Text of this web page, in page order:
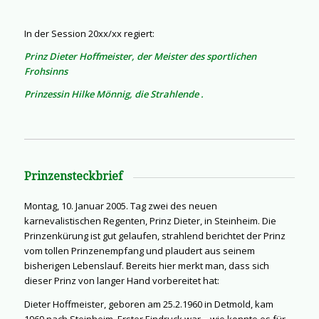
In der Session 20xx/xx regiert:
PrinzDieter Hoffmeister, der Meister des sportlichen
Frohsinns
Prinzessin Hilke Mönnig, die Strahlende .
Prinzensteckbrief
Montag, 10. Januar 2005. Tag zwei des neuen
karnevalistischen Regenten, Prinz Dieter, in Steinheim. Die
Prinzenkürung ist gut gelaufen, strahlend berichtet der Prinz
vom tollen Prinzenempfang und plaudert aus seinem
bisherigen Lebenslauf. Bereits hier merkt man, dass sich
dieser Prinz von langer Hand vorbereitet hat:
Dieter Hoffmeister, geboren am 25.2.1960 in Detmold, kam